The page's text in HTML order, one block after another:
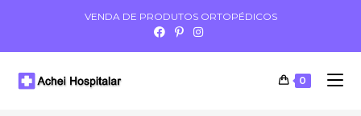
VENDA DE PRODUTOS ORTOPÉDICOS
0